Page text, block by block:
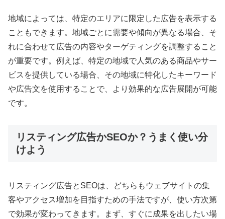
地域によっては、特定のエリアに限定した広告を表示する
こともできます。地域ごとに需要や傾向が異なる場合、そ
れに合わせて広告の内容やターゲティングを調整すること
が重要です。例えば、特定の地域で人気のある商品やサー
ビスを提供している場合、その地域に特化したキーワード
や広告文を使用することで、より効果的な広告展開が可能
です。
リスティング広告かSEOか？うまく使い分
けよう
リスティング広告とSEOは、どちらもウェブサイトの集
客やアクセス増加を目指すための手法ですが、使い方次第
で効果が変わってきます。まず、すぐに成果を出したい場